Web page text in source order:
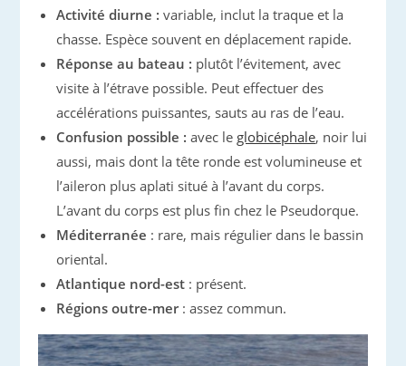
Activité diurne : variable, inclut la traque et la
chasse. Espèce souvent en déplacement rapide.
Réponse au bateau : plutôt l’évitement, avec
visite à l’étrave possible. Peut effectuer des
accélérations puissantes, sauts au ras de l’eau.
Confusion possible : avec le globicéphale, noir lui
aussi, mais dont la tête ronde est volumineuse et
l’aileron plus aplati situé à l’avant du corps.
L’avant du corps est plus fin chez le Pseudorque.
Méditerranée : rare, mais régulier dans le bassin
oriental.
Atlantique nord-est : présent.
Régions outre-mer: assez commun.